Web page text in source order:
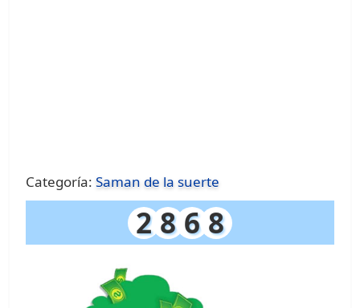
Categoría:Saman de la suerte
2 8 6 8